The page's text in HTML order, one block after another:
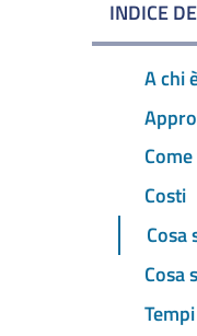
INDICE
A chi
Costi
Cosa
Cosa